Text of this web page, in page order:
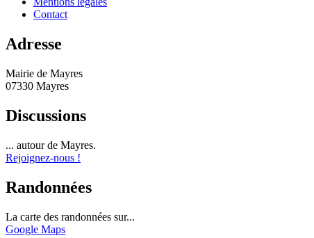
Contact
Adresse
Mairie de Mayres
07330 Mayres
Discussions
... autour de Mayres.
Rejoignez-nous !
Randonnées
La carte des randonnées sur...
Google Maps